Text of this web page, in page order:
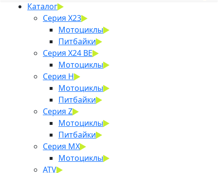
Каталог
Серия X23
Мотоциклы
Питбайки
Серия X24 BE
Мотоциклы
Серия H
Мотоциклы
Питбайки
Серия Z
Мотоциклы
Питбайки
Серия MX
Мотоциклы
ATV